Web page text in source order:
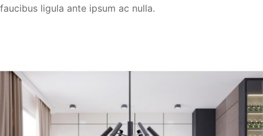
faucibus ligula ante ipsum ac nulla.